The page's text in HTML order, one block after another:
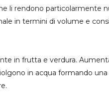
li rendono particolarmente
in termini di volume e
in frutta e verdura.
in acqua formando